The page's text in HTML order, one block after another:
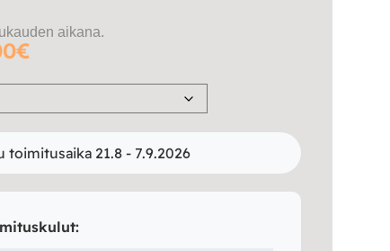
aikana.
toimitusaika 21.8 - 7.9.2026